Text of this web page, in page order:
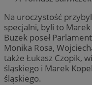
Na uroczystość
specjalni, byli to
Buzek poseł
Monika Rosa,
także Łukasz Czopik,
śląskiego i Marek
śląskiego.